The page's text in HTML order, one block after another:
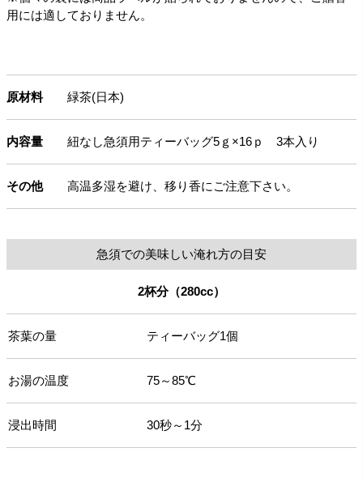
用には適しておりません。
原材料 緑茶(日本)
内容量 紐なし急須用ティーバッグ5ｇ×16ｐ 3本入り
その他 高温多湿を避け、移り香にご注意下さい。
急須での美味しい淹れ方の目安
2杯分（280cc）
茶葉の量 ティーバッグ1個
お湯の温度 75～85℃
浸出時間 30秒～1分